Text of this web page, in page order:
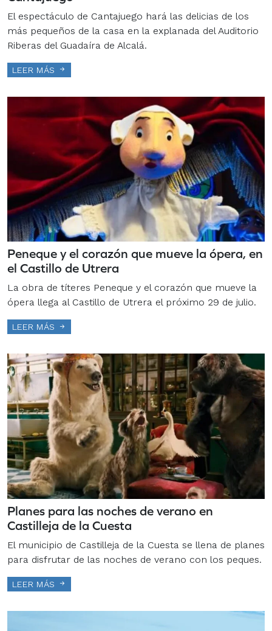
El espectáculo de Cantajuego hará las delicias de los
más pequeños de la casa en la explanada del Auditorio
Riberas del Guadaíra de Alcalá.
LEER MÁS
Peneque y el corazón que mueve la ópera, en
el Castillo de Utrera
La obra de títeres Peneque y el corazón que mueve la
ópera llega al Castillo de Utrera el próximo 29 de julio.
LEER MÁS
Planes para las noches de verano en
Castilleja de la Cuesta
El municipio de Castilleja de la Cuesta se llena de planes
para disfrutar de las noches de verano con los peques.
LEER MÁS